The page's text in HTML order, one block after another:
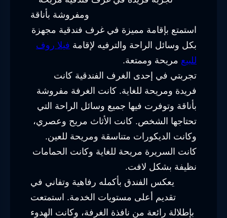
استمتع بإقامة مميزة في غرف فندقية مجهزة
بكل وسائل الراحة والترفيه لإقامة فيلا روف
للبيع مريحة وممتعة.
تجربتي في إحدى الغرف الفندقية كانت
فريدة ومريحة للغاية. كانت الغرفة مفروشة
بأناقة وتوفرت فيها جميع وسائل الراحة التي
تحتاجها الشخص. كانت الأثاث مريح وعصري،
وكانت الديكورات متناسقة ومريحة للعين.
كانت السريرة مريحة للغاية وكانت الحمامات
نظيفة بشكل لافت.
يعكس الفندق بأكمله رفاهية وتفاني في
تقديم أعلى مستويات الخدمة. استمتعت
بإطلالة رائعة من نافذة الغرفة، وكانت الهدوء